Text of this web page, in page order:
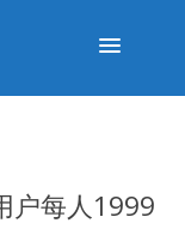
户每人1999